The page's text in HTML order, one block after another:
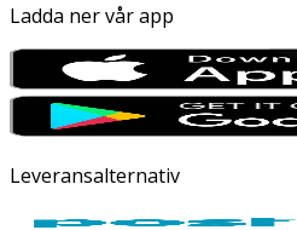
Ladda ner vår app
Leveransalternativ